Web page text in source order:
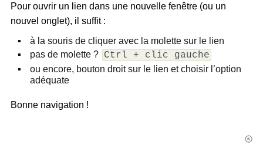
Pour ouvrir un lien dans une nouvelle fenêtre (ou un
nouvel onglet), il suffit :
à la souris de cliquer avec la molette sur le lien
pas de molette ? Ctrl + clic gauche
ou encore, bouton droit sur le lien et choisir l’option
adéquate
Bonne navigation !